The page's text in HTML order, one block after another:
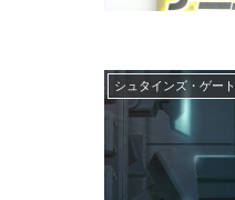
シュタインズ・ゲート